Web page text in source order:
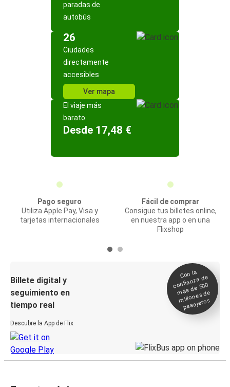
paradas de
autobús
26
Ciudades
directamente
accesibles
Ver mapa
El viaje más
barato
Desde 17,48 €
Pago seguro
Utiliza Apple Pay, Visa y
tarjetas internacionales
Fácil de comprar
Consigue tus billetes online,
en nuestra app o en una
Flixshop
Billete digital y
seguimiento en
tiempo real
Descubre la App de Flix
Con la
confianza de
más de 500
millones de
pasajeros